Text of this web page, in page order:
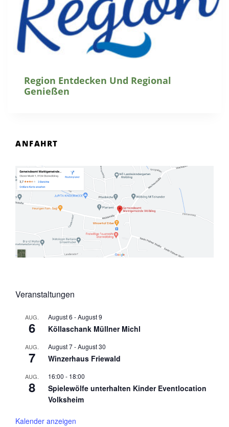
Region Entdecken Und Regional
Genießen
ANFAHRT
Veranstaltungen
AUG.
6
August 6 -August 9
Köllaschank Müllner Michl
AUG.
7
August 7-August 30
Winzerhaus Friewald
AUG.
8
16:00 - 18:00
Spielewölfe unterhalten Kinder Eventlocation
Volksheim
Kalender anzeigen